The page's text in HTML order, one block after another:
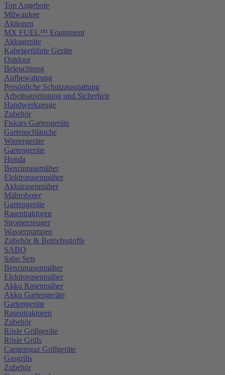
Top Angebote
Milwaukee
Aktionen
MX FUEL™ Equipment
Akkugeräte
Kabelgeführte Geräte
Outdoor
Beleuchtung
Aufbewahrung
Persönliche Schutzausstattung
Arbeitsausrüstung und Sicherheit
Handwerkzeuge
Zubehör
Fiskars Gartengeräte
Gartenschläuche
Wintergeräte
Gartengeräte
Honda
Benzinrasemäher
Elektrorasenmäher
Akkurasenmäher
Mähroboter
Gartengeräte
Rasentraktoren
Stromerzeuger
Wasserpumpen
Zubehör & Betriebsstoffe
SABO
Sabo Sets
Benzinrasenmäher
Elektrorasenmäher
Akku Rasenmäher
Akku Gartengeräte
Gartengeräte
Rasentraktoren
Zubehör
Rösle Grillgeräte
Rösle Grills
Campingaz Grillgeräte
Gasgrills
Zubehör